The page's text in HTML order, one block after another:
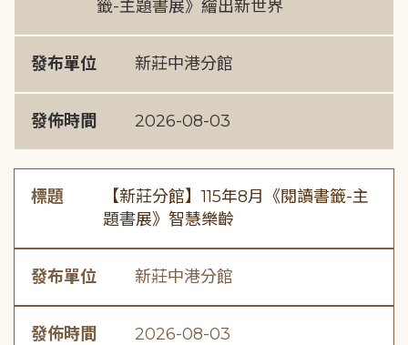
籤-主題書展》繪出新世界
發布單位 新莊中港分館
發佈時間 2026-08-03
標題
【新莊分館】115年8月《閱讀書籤-主
題書展》智慧樂齡
發布單位 新莊中港分館
發佈時間 2026-08-03